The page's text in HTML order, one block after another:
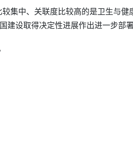
集中、关联度比较高的是卫生与健
建设取得决定性进展作出进一步部署